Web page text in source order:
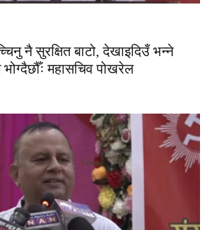
नै सुरक्षित बाटो, देखाइदिउँ भन्ने
भोग्दैछौँः महासचिव पोखरेल